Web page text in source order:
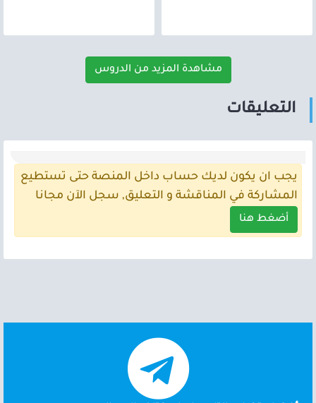
مشاهدة المزيد من الدروس
التعليقات
يجب ان يكون لديك حساب داخل المنصة حتى تستطيع
المشاركة في المناقشة و التعليق, سجل الآن مجانا
أضغط هنا